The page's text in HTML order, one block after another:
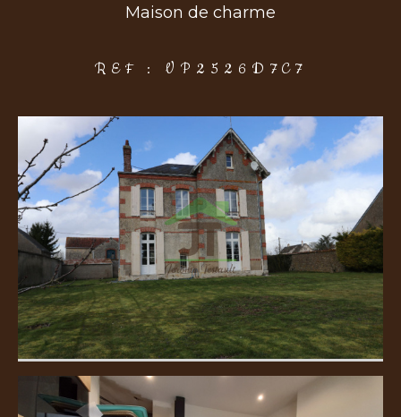
Maison de charme
REF : VP2526D7C7